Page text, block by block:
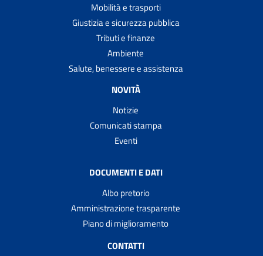
Mobilità e trasporti
Giustizia e sicurezza pubblica
Tributi e finanze
Ambiente
Salute, benessere e assistenza
NOVITÀ
Notizie
Comunicati stampa
Eventi
DOCUMENTI E DATI
Albo pretorio
Amministrazione trasparente
Piano di miglioramento
CONTATTI